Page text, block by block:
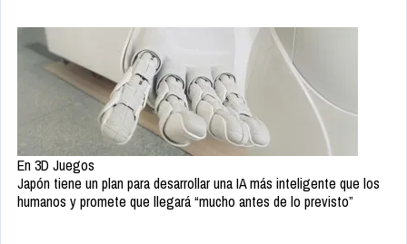
En 3D Juegos
Japón tiene un plan para desarrollar una IA más inteligente que los
humanos y promete que llegará “mucho antes de lo previsto”